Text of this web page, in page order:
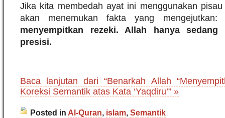
Jika kita membedah ayat ini menggunakan
akan menemukan fakta yang
menyempitkan rezeki. Allah hanya sedang
presisi.
Baca lanjutan dari “Benarkah Allah
Koreksi Semantik atas Kata ‘Yaqdiru’” »
Posted in Al-Quran, islam, Semantik